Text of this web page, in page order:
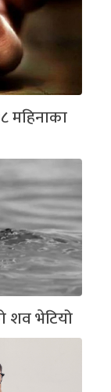
महिनाका
शव भेटियो